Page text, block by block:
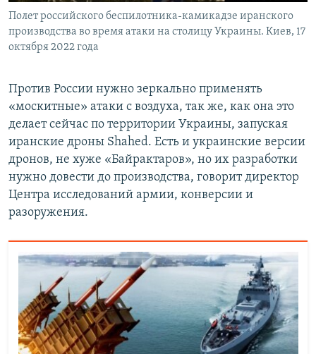
Полет российского беспилотника-камикадзе иранского
производства во время атаки на столицу Украины. Киев, 17
октября 2022 года
Против России нужно зеркально применять
«москитные» атаки с воздуха, так же, как она это
делает сейчас по территории Украины, запуская
иранские дроны Shahed. Есть и украинские версии
дронов, не хуже «Байрактаров», но их разработки
нужно довести до производства, говорит директор
Центра исследований армии, конверсии и
разоружения.